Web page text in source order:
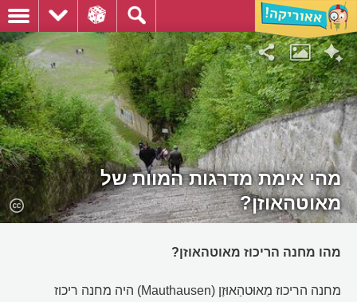
מהי אימת מדרגות המוות של
מאוטהאוזן?
מהו מחנה הריכוז מאוטהאוזן?
מחנה הריכוז מַאוּטהַאוּזֶן (Mauthausen) היה מחנה ריכוז